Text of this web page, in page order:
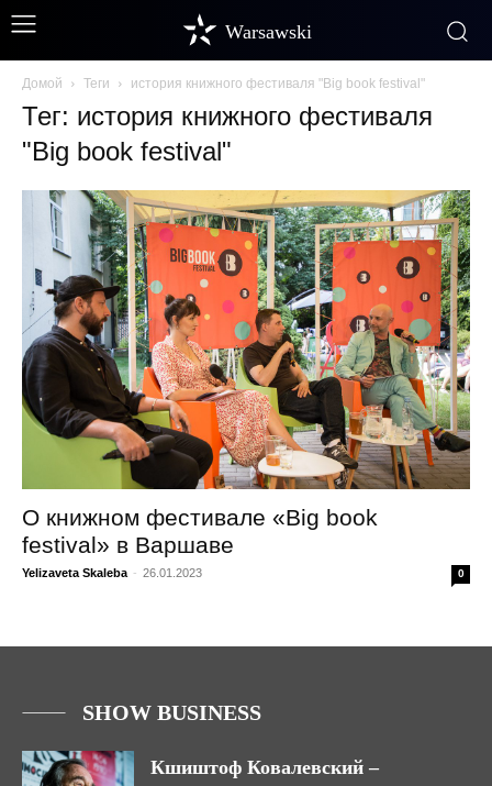
Warsawski
Домой Теги история книжного фестиваля "Big book festival"
Тег: история книжного фестиваля
"Big book festival"
О книжном фестивале «Big book
festival» в Варшаве
Yelizaveta Skaleba - 26.01.2023 0
SHOW BUSINESS
Кшиштоф Ковалевский –